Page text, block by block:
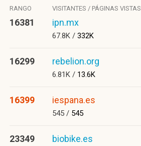
RANGO VISITANTES / PÁGINAS VISTAS
16381 ipn.mx
67.8K / 332K
16299 rebelion.org
6.81K / 13.6K
16399 iespana.es
545 / 545
23349 biobike.es